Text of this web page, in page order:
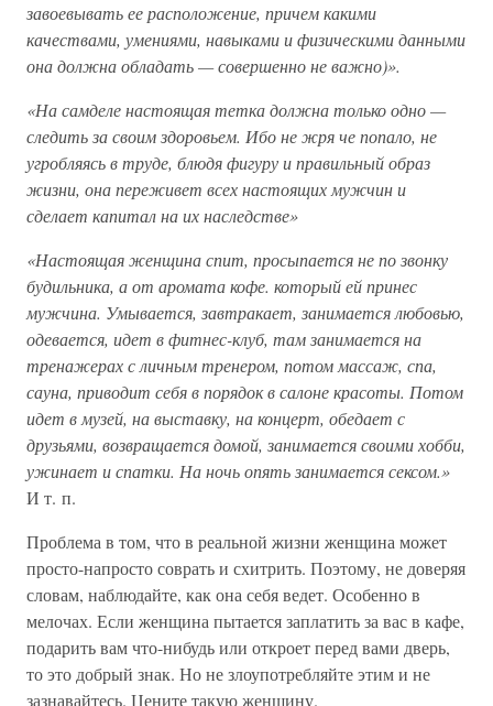
завоевывать ее расположение, причем какими
качествами, умениями, навыками и физическими данными
она должна обладать — совершенно не важно)».
«На самделе настоящая тетка должна только одно —
следить за своим здоровьем. Ибо не жря че попало, не
угробляясь в труде, блюдя фигуру и правильный образ
жизни, она переживет всех настоящих мужчин и
сделает капитал на их наследстве»
«Настоящая женщина спит, просыпается не по звонку
будильника, а от аромата кофе. который ей принес
мужчина. Умывается, завтракает, занимается любовью,
одевается, идет в фитнес-клуб, там занимается на
тренажерах с личным тренером, потом массаж, спа,
сауна, приводит себя в порядок в салоне красоты. Потом
идет в музей, на выставку, на концерт, обедает с
друзьями, возвращается домой, занимается своими хобби,
ужинает и спатки. На ночь опять занимается сексом.»
И т. п.
Проблема в том, что в реальной жизни женщина может
просто-напросто соврать и схитрить. Поэтому, не доверяя
словам, наблюдайте, как она себя ведет. Особенно в
мелочах. Если женщина пытается заплатить за вас в кафе,
подарить вам что-нибудь или откроет перед вами дверь,
то это добрый знак. Но не злоупотребляйте этим и не
зазнавайтесь. Цените такую женщину.